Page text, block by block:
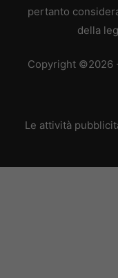
pertanto
della
Copyright ©2026
Le attività